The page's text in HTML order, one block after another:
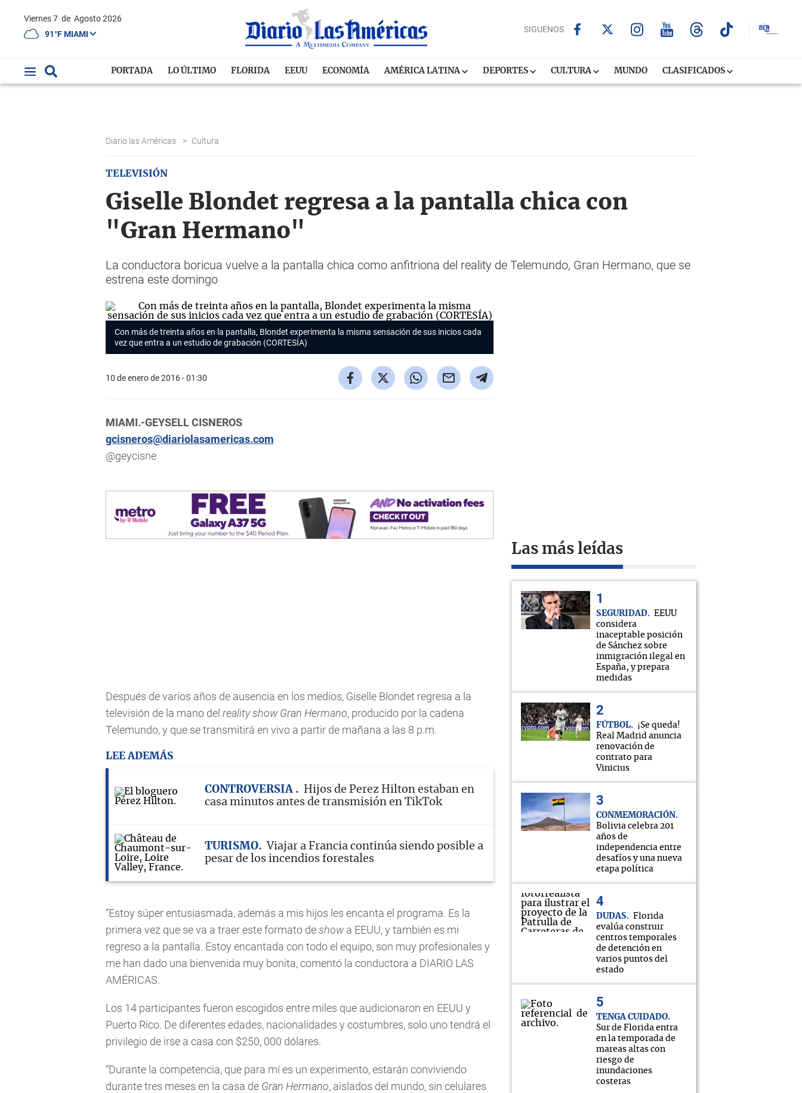
Viernes 7 de Agosto 2026
91°F MIAMI
SIGUENOS
PORTADA LO ÚLTIMO FLORIDA EEUU ECONOMÍA AMÉRICA LATINA DEPORTES CULTURA MUNDO CLASIFICADOS
Diario las Américas > Cultura
TELEVISIÓN
Giselle Blondet regresa a la pantalla chica con
"Gran Hermano"
La conductora boricua vuelve a la pantalla chica como anfitriona del reality de Telemundo, Gran Hermano, que se
estrena este domingo
Con más de treinta años en la pantalla, Blondet experimenta la misma sensación de sus inicios cada
vez que entra a un estudio de grabación (CORTESÍA)
10 de enero de 2016 - 01:30
MIAMI.-GEYSELL CISNEROS
gcisneros@diariolasamericas.com
@geycisne
Después de varios años de ausencia en los medios, Giselle Blondet regresa a la
televisión de la mano del realityshow Gran Hermano, producido por la cadena
Telemundo, y que se transmitirá en vivo a partir de mañana a las 8 p.m.
LEE ADEMÁS
CONTROVERSIA
Hijos de Perez Hilton estaban en
casa minutos antes de transmisión en TikTok
TURISMO
Viajar a Francia continúa siendo posible a
pesar de los incendios forestales
“Estoy súper entusiasmada, además a mis hijos les encanta el programa. Es la
primera vez que se va a traer este formato deshow a EEUU, y también es mi
regreso a la pantalla. Estoy encantada con todo el equipo, son muy profesionales y
me han dado una bienvenida muy bonita, comentó la conductora a DIARIO LAS
AMÉRICAS.
Los 14 participantes fueron escogidos entre miles que audicionaron en EEUU y
Puerto Rico. De diferentes edades, nacionalidades y costumbres, solo uno tendrá el
privilegio de irse a casa con $250, 000 dólares.
“Durante la competencia, que para mí es un experimento, estarán conviviendo
durante tres meses en la casa de Gran Hermano, aislados del mundo, sin celulares
Las más leídas
SEGURIDAD
EEUU
considera
inaceptable posición
de Sánchez sobre
inmigración ilegal en
España, y prepara
medidas
FÚTBOL
¡Se queda!
Real Madrid anuncia
renovación de
contrato para
Vinicius
CONMEMORACIÓN
Bolivia celebra 201
años de
independencia entre
desafíos y una nueva
etapa política
DUDAS
Florida
evalúa construir
centros temporales
de detención en
varios puntos del
estado
TENGA CUIDADO
Sur de Florida entra
en la temporada de
mareas altas con
riesgo de
inundaciones
costeras